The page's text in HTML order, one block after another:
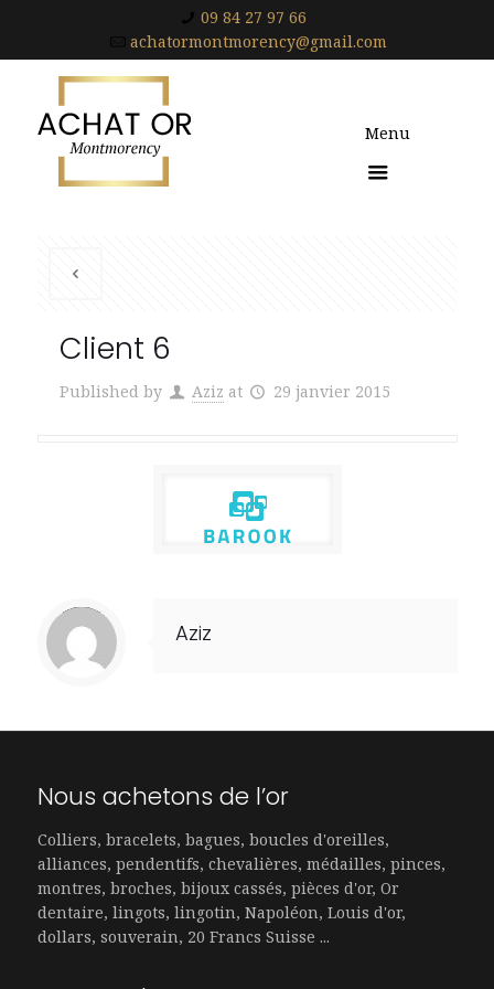
09 84 27 97 66
achatormontmorency@gmail.com
Menu
Client 6
Published by Aziz at 29 janvier 2015
Notice
/home/rachatorbu/www/wp-content/themes/betheme/includes/content-single.php
on line
203
Aziz
Nous achetons de l’or
Colliers, bracelets, bagues, boucles d'oreilles,
alliances, pendentifs, chevalières, médailles, pinces,
montres, broches, bijoux cassés, pièces d'or, Or
dentaire, lingots, lingotin, Napoléon, Louis d'or,
dollars, souverain, 20 Francs Suisse ...